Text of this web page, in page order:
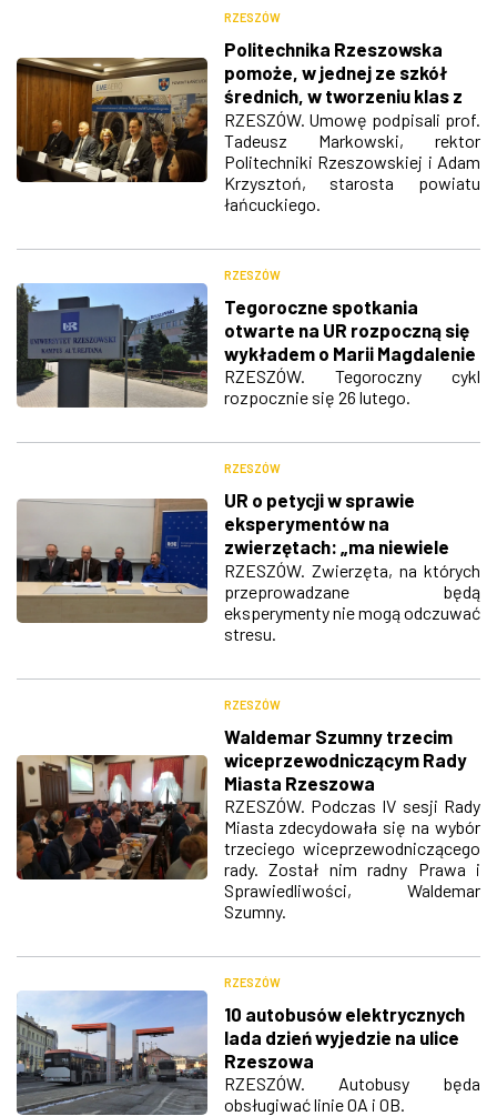
RZESZÓW
Politechnika Rzeszowska
pomoże, w jednej ze szkół
średnich, w tworzeniu klas z
branży lotniczej
RZESZÓW. Umowę podpisali prof.
Tadeusz Markowski, rektor
Politechniki Rzeszowskiej i Adam
Krzysztoń, starosta powiatu
łańcuckiego.
RZESZÓW
Tegoroczne spotkania
otwarte na UR rozpoczną się
wykładem o Marii Magdalenie
RZESZÓW. Tegoroczny cykl
rozpocznie się 26 lutego.
RZESZÓW
UR o petycji w sprawie
eksperymentów na
zwierzętach: „ma niewiele
wspólnego z
rzeczywistością”
RZESZÓW. Zwierzęta, na których
przeprowadzane będą
eksperymenty nie mogą odczuwać
stresu.
RZESZÓW
Waldemar Szumny trzecim
wiceprzewodniczącym Rady
Miasta Rzeszowa
RZESZÓW. Podczas IV sesji Rady
Miasta zdecydowała się na wybór
trzeciego wiceprzewodniczącego
rady. Został nim radny Prawa i
Sprawiedliwości, Waldemar
Szumny.
RZESZÓW
10 autobusów elektrycznych
lada dzień wyjedzie na ulice
Rzeszowa
RZESZÓW. Autobusy będa
obsługiwać linie 0A i 0B.